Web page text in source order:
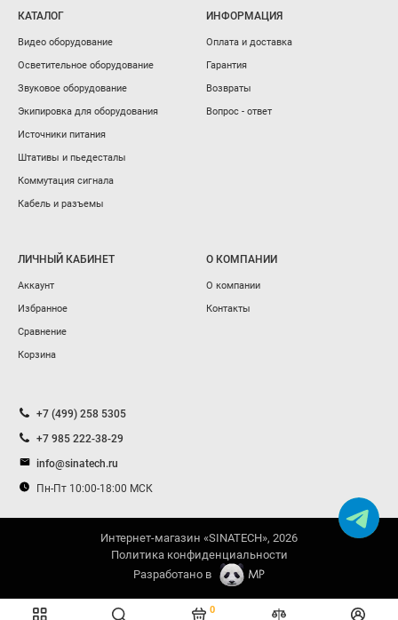
0
КАТАЛОГ
Видео оборудование
Осветительное оборудование
Звуковое оборудование
Экипировка для оборудования
Источники питания
Штативы и пьедесталы
Коммутация сигнала
Кабель и разъемы
ИНФОРМАЦИЯ
Оплата и доставка
Гарантия
Возвраты
Вопрос - ответ
ЛИЧНЫЙ КАБИНЕТ
Аккаунт
Избранное
Сравнение
Корзина
О КОМПАНИИ
О компании
Контакты
+7 (499) 258 5305
+7 985 222-38-29
info@sinatech.ru
Пн-Пт 10:00-18:00 МСК
Интернет-магазин «SINATECH», 2026
Политика конфиденциальности
Разработано в